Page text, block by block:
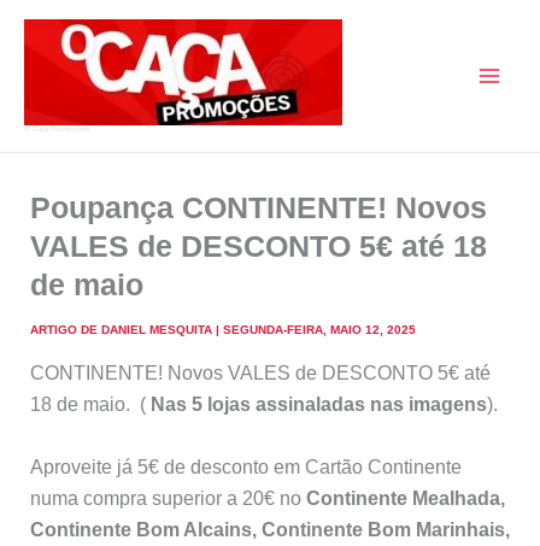
Poupança CONTINENTE! Novos
VALES de DESCONTO 5€ até 18
de maio
ARTIGO DE DANIEL MESQUITA | SEGUNDA-FEIRA, MAIO 12, 2025
CONTINENTE! Novos VALES de DESCONTO 5€ até
18 de maio. ( Nas 5 lojas assinaladas nas imagens).
Aproveite já 5€ de desconto em Cartão Continente
numa compra superior a 20€ no Continente Mealhada,
Continente Bom Alcains, Continente Bom Marinhais,